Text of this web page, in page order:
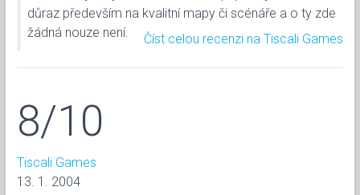
důraz především na kvalitní mapy či scénáře a o ty zde
žádná nouze není.
Číst celou recenzi na Tiscali Games
8/10
Tiscali Games
13. 1. 2004